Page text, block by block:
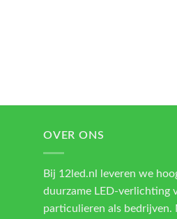
OVER ONS
Bij 12led.nl leveren we
duurzame LED-verlichting
particulieren als bedrijven.